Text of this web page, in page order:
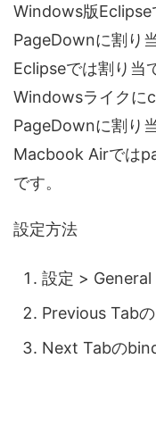
Windows版
PageDownに割り
Eclipseでは割り当
Windowsライクに
PageDownに割り
Macbook Airでは
です。
設定方法
設定 > General
Previous Tab
Next Tabの